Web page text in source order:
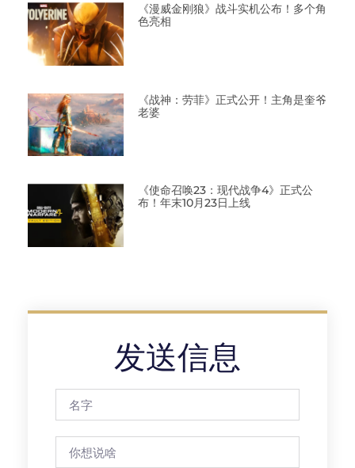
《漫威金刚狼》战斗实机公布！多个角
色亮相
《战神：劳菲》正式公开！主角是奎爷
老婆
《使命召唤23：现代战争4》正式公
布！年末10月23日上线
发送信息